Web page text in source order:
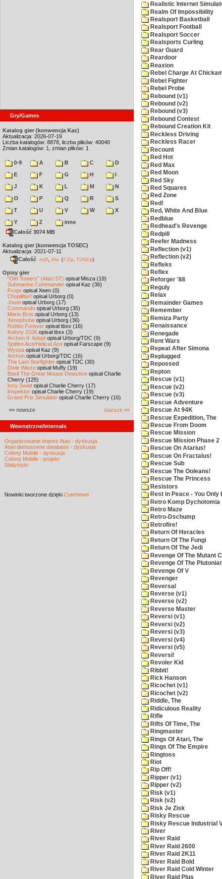
Gry/Games
Katalog gier (konwencja Kaz)
Aktualizacja: 2026-07-19
Liczba katalogów: 8878, liczba plików: 40040
Zmian katalogów: 1, zmian plików: 1
0-9 A B C
D
E
F G H
I
J
K L M
N
O
P Q R
S
T
U V W
X
Y
Z
inne
Całość 3074 MB
Katalog gier (konwencja TOSEC)
Aktualizacja: 2021-07-11
Całość md5 sha (7-Zip TUGZip)
Opisy gier
"Old Towers" (Atari ST) opisał Misza (19)
Submarine Commander opisał Kaz (36)
Frogs opisał Xeen (0)
Choplifter! opisał Urborg (0)
Joust opisał Urborg (17)
Commando opisał Urborg (35)
Mario Bros opisał Urborg (13)
Xenophobe opisał Urborg (36)
Robbo Forever opisał tbxx (16)
Kolony 2106 opisał tbxx (3)
Archon II: Adept opisał Urborg/TDC (9)
Spitfire Ace/Hellcat Ace opisał Farscape (9)
Wyspa opisał Kaz (9)
Archon opisał Urborg/TDC (16)
The Last Starfighter opisał TDC (30)
Dwie Wieże opisał Muffy (19)
Basil The Great Mouse Detective opisał Charlie
Cherry (125)
Inny Świat opisał Charlie Cherry (17)
Inspektor opisał Charlie Cherry (19)
Grand Prix Simulator opisał Charlie Cherry (16)
«« nowsze starsze »»
Wewnętrzne/Internals
Organizowanie imprez Atari - dyskusja
Atari demoscene database - dyskusja
Colony Mobile - dyskusja
Colony Mobile - projekt
Statystyki
Nowinki tworzone dzięki CuteNews
Realistic Internet
Realm Of Impossibility
Realsport Basketball
Realsport Football
Realsport Soccer
Realsports Curling
Rear Guard
Reardoor
Reaxion
Rebel Charge At
Rebel Fighter
Rebel Probe
Rebound (v1)
Rebound (v2)
Rebound (v3)
Rebound Contest
Rebound Creation Kit
Reckless Driving
Reckless Racer
Recount
Red Hot
Red Max
Red Moon
Red Sky
Red Squares
Red Zone
Red!
Red, White And Blue
Redblue
Redhead's Revenge
Redpill
Reefer Madness
Reflection (v1)
Reflection (v2)
Refleks
Reflex
Reforger '88
Reguly
Relax
Remainder Games
Remember
Remiza Party
Renaissance
Renegade
Rent Wars
Repeat After Simona
Replugged
Repossed
Repton
Rescue (v1)
Rescue (v2)
Rescue (v3)
Rescue Adventure
Rescue At 94K
Rescue Expedition, The
Rescue From Doom
Rescue Mission
Rescue Mission Phase 2
Rescue On Atarius!
Rescue On Fractalus!
Rescue Sub
Rescue The Ooleans!
Rescue The Princess
Resistors
Rest in Peace - You Only
Retro Komp Dychotomia
Retro Maze
Retro-Dschump
Retrofire!
Return Of Heracles
Return Of The Fungi
Return Of The Jedi
Revenge Of The Mutant
Revenge Of The
Revenge Of V
Revenger
Reversal
Reverse (v1)
Reverse (v2)
Reverse Master
Reversi (v1)
Reversi (v2)
Reversi (v3)
Reversi (v4)
Reversi (v5)
Reversi!
Revoler Kid
Ribbit!
Rick Hanson
Ricochet (v1)
Ricochet (v2)
Riddle, The
Ridiculous Reality
Rifle
Rifts Of Time, The
Ringmaster
Rings Of Atari, The
Rings Of The Empire
Ringtoss
Riot
Rip Off!
Ripper (v1)
Ripper (v2)
Risk (v1)
Risk (v2)
Risk Je Zisk
Risky Rescue
Risky Rescue Industrial
River
River Raid
River Raid 2600
River Raid 2K11
River Raid Bold
River Raid Cold Winter
River Raid Plus